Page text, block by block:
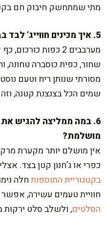
מתי שמתחשק חיבוק חם
5. איך מכינים חווייג’ לבד בבית?
מערבבים 2 כפות
שחור, כפית כוסברה טחונה,
מסורתי שנותן ריח וטעם
שמים הכל בצנצנת קטנה,
6. במה ממליצה להגיש את
מושלמת?
אין מושלם יותר מקערת
כפרי או ג’חנון קטן בצד.
בקטגוריית התוספותחלה
חוויית טעמים עשירה,
הסלטים, ולשלב סלט ירקות